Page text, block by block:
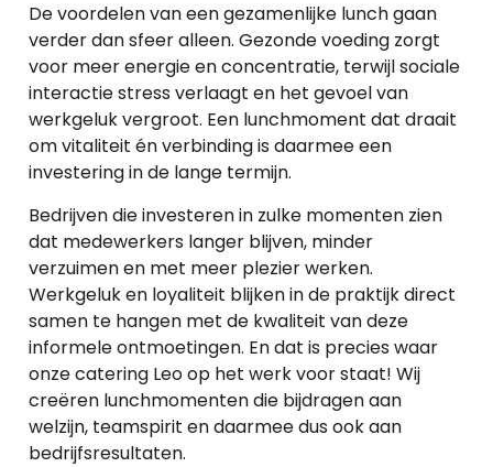
De voordelen van een gezamenlijke lunch gaan
verder dan sfeer alleen. Gezonde voeding zorgt
voor meer energie en concentratie, terwijl sociale
interactie stress verlaagt en het gevoel van
werkgeluk vergroot. Een lunchmoment dat draait
om vitaliteit én verbinding is daarmee een
investering in de lange termijn.
Bedrijven die investeren in zulke momenten zien
dat medewerkers langer blijven, minder
verzuimen en met meer plezier werken.
Werkgeluk en loyaliteit blijken in de praktijk direct
samen te hangen met de kwaliteit van deze
informele ontmoetingen. En dat is precies waar
onze catering Leo op het werk voor staat! Wij
creëren lunchmomenten die bijdragen aan
welzijn, teamspirit en daarmee dus ook aan
bedrijfsresultaten.